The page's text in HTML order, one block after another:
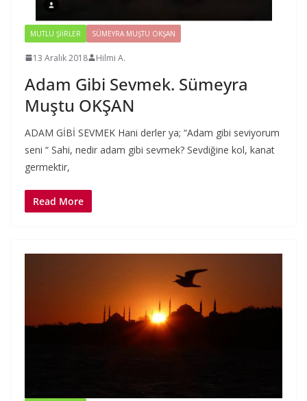
MUTLU ŞIIRLER SÜMEYRA MUŞTU OKŞAN
13 Aralık 2018 Hilmi A.
Adam Gibi Sevmek. Sümeyra
Muştu OKŞAN
ADAM GİBİ SEVMEK Hani derler ya; “Adam gibi seviyorum
seni “ Sahi, nedir adam gibi sevmek? Sevdiğine kol, kanat
germektir,
Read More